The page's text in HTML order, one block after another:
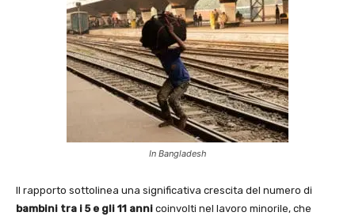
In Bangladesh
Il rapporto sottolinea una significativa crescita del numero di
bambini tra i 5 e gli 11 anni coinvolti nel lavoro minorile, che